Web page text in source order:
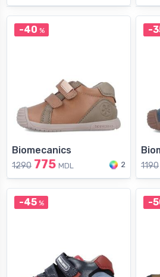
-40 %
Biomecanics
1290 775 MDL 2
-
1190
-45% -